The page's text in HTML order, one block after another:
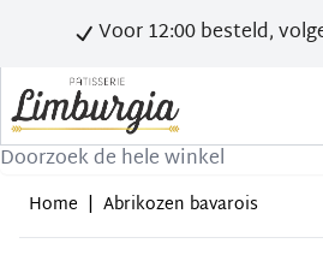
Voor 12:00 besteld,
Zoek
Home | Abrikozen bavarois